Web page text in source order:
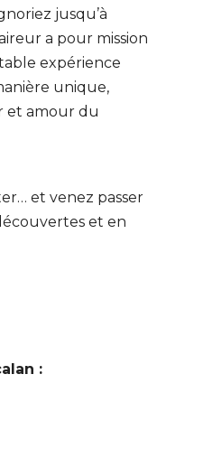
jusqu’à
a pour mission
expérience
unique,
et amour du
et venez passer
et en
: